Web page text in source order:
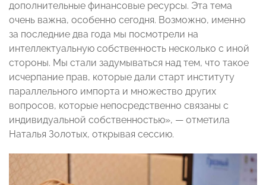
дополнительные финансовые ресурсы. Эта тема
очень важна, особенно сегодня. Возможно, именно
за последние два года мы посмотрели на
интеллектуальную собственность несколько с иной
стороны. Мы стали задумываться над тем, что такое
исчерпание прав, которые дали старт институту
параллельного импорта и множество других
вопросов, которые непосредственно связаны с
индивидуальной собственностью», — отметила
Наталья Золотых, открывая сессию.